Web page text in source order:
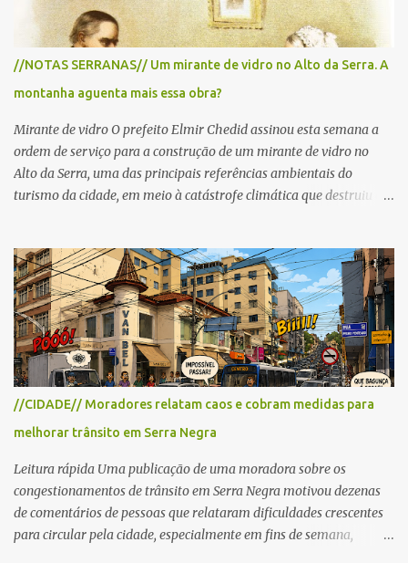
da região serão interditados temporariamente ao longo da prova.
A largada será na Rua Coronel Pedro Penteado, em Serra Negra,
para cerca de 2.000 ciclistas, às 6h30. De acordo com o
cronograma da organização e de todas as prefeituras envolvidas,
as interdições ocorrerão de forma programada e os trechos serão
//NOTAS SERRANAS// Um mirante de vidro no Alto da Serra. A
montanha aguenta mais essa obra?
Mirante de vidro O prefeito Elmir Chedid assinou esta semana a
ordem de serviço para a construção de um mirante de vidro no
Alto da Serra, uma das principais referências ambientais do
turismo da cidade, em meio à catástrofe climática que destruiu o
ambiental nas políticas públicas. Preservação permanente O Alto
da Serra está localizado em uma das Áreas de Preservação
Permanente no município, chamadas de APP no Código Florestal
Brasileiro, Lei nº 12.651/12. As APPS são protegidas com a função
ambiental de preservar os recursos hídricos, a paisagem, a
proteção do solo e a biodiversidade para assegurar a qualidade de
vida da população. No local já estão instaladas torres de
transmissão de televisão e telefonia celular, contêineres de uso
comercial, sanitário público, pequenas construções e uma rampa
obra? Im...
//CIDADE// Moradores relatam caos e cobram medidas para
melhorar trânsito em Serra Negra
Leitura rápida Uma publicação de uma moradora sobre os
congestionamentos de trânsito em Serra Negra motivou dezenas
de comentários de pessoas que relataram dificuldades crescentes
para circular pela cidade, especialmente em fins de semana,